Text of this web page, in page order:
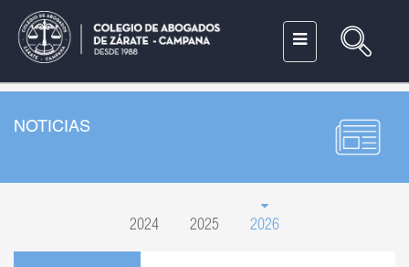
NOTICIAS
2024 2025 2026